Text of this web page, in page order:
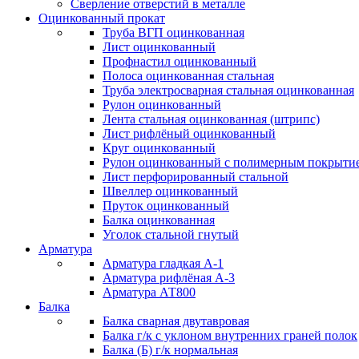
Сверление отверстий в металле
Оцинкованный прокат
Труба ВГП оцинкованная
Лист оцинкованный
Профнастил оцинкованный
Полоса оцинкованная стальная
Труба электросварная стальная оцинкованная
Рулон оцинкованный
Лента стальная оцинкованная (штрипс)
Лист рифлёный оцинкованный
Круг оцинкованный
Рулон оцинкованный с полимерным
Лист перфорированный стальной
Швеллер оцинкованный
Пруток оцинкованный
Балка оцинкованная
Уголок стальной гнутый
Арматура
Арматура гладкая А-1
Арматура рифлёная А-3
Арматура АТ800
Балка
Балка сварная двутавровая
Балка г/к с уклоном внутренних граней полок
Балка (Б) г/к нормальная